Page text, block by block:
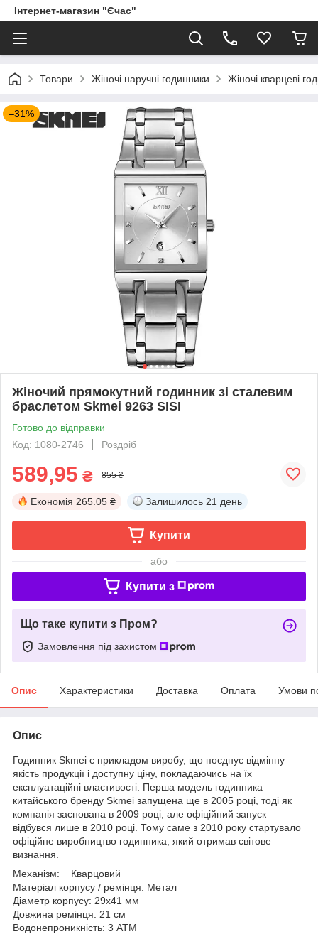
Інтернет-магазин "Єчас"
Товари Жіночі наручні годинники Жіночі кварцеві
–31%
Жіночий прямокутний годинник зі сталевим
браслетом Skmei 9263 SISI
Готово до відправки
Код: 1080-2746
Роздріб
589,95 ₴ 855 ₴
Економія 265.05 ₴ Залишилось 21 день
Купити
або
Купити з
Що таке купити з Пром?
Замовлення під захистом
Опис Характеристики Доставка Оплата Умови
Опис
Годинник Skmei є прикладом виробу, що поєднує відмінну
якість продукції і доступну ціну, покладаючись на їх
експлуатаційні властивості. Перша модель годинника
китайського бренду Skmei запущена ще в 2005 році, тоді як
компанія заснована в 2009 році, але офіційний запуск
відбувся лише в 2010 році. Тому саме з 2010 року стартувало
офіційне виробництво годинника, який отримав світове
визнання.
Механізм: Кварцовий
Матеріал корпусу / ремінця: Метал
Діаметр корпусу: 29х41 мм
Довжина ремінця: 21 см
Водонепроникність: 3 ATM